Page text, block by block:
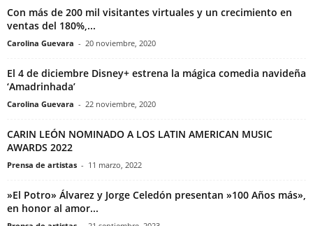
Con más de 200 mil visitantes virtuales y un crecimiento en
ventas del 180%,...
Carolina Guevara - 20 noviembre, 2020
El 4 de diciembre Disney+ estrena la mágica comedia navideña
‘Amadrinhada’
Carolina Guevara - 22 noviembre, 2020
CARIN LEÓN NOMINADO A LOS LATIN AMERICAN MUSIC
AWARDS 2022
Prensa de artistas - 11 marzo, 2022
»El Potro» Álvarez y Jorge Celedón presentan »100 Años más»,
en honor al amor...